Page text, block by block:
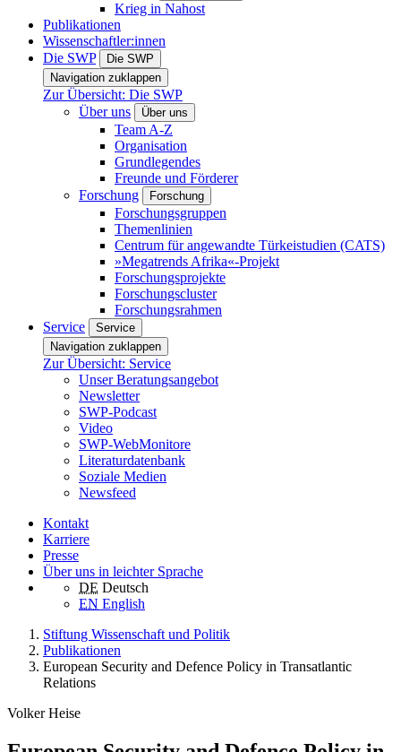
Krieg in Nahost
Publikationen
Wissenschaftler:innen
Die SWP
Die SWP
Navigation zuklappen
Zur Übersicht: Die SWP
Über uns
Über uns
Team A-Z
Organisation
Grundlegendes
Freunde und Förderer
Forschung
Forschung
Forschungsgruppen
Themenlinien
Centrum für angewandte Türkeistudien (CATS)
»Megatrends Afrika«-Projekt
Forschungsprojekte
Forschungscluster
Forschungsrahmen
Service
Service
Navigation zuklappen
Zur Übersicht: Service
Unser Beratungsangebot
Newsletter
SWP-Podcast
Video
SWP-WebMonitore
Literaturdatenbank
Soziale Medien
Newsfeed
Kontakt
Karriere
Presse
Über uns in leichter Sprache
DE Deutsch
EN English
Stiftung Wissenschaft und Politik
Publikationen
European Security and Defence Policy in Transatlantic
Relations
Volker Heise